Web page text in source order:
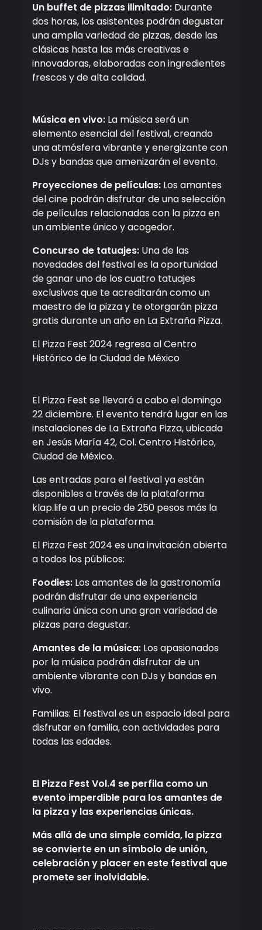
Un buffet de pizzas ilimitado: Durante
dos horas, los asistentes podrán degustar
una amplia variedad de pizzas, desde las
clásicas hasta las más creativas e
innovadoras, elaboradas con ingredientes
frescos y de alta calidad.
Música en vivo: La música será un
elemento esencial del festival, creando
una atmósfera vibrante y energizante con
DJs y bandas que amenizarán el evento.
Proyecciones de películas: Los amantes
del cine podrán disfrutar de una selección
de películas relacionadas con la pizza en
un ambiente único y acogedor.
Concurso de tatuajes: Una de las
novedades del festival es la oportunidad
de ganar uno de los cuatro tatuajes
exclusivos que te acreditarán como un
maestro de la pizza y te otorgarán pizza
gratis durante un año en La Extraña Pizza.
El Pizza Fest 2024 regresa al Centro
Histórico de la Ciudad de México
El Pizza Fest se llevará a cabo el domingo
22 diciembre. El evento tendrá lugar en las
instalaciones de La Extraña Pizza, ubicada
en Jesús María 42, Col. Centro Histórico,
Ciudad de México.
Las entradas para el festival ya están
disponibles a través de la plataforma
klap.life a un precio de 250 pesos más la
comisión de la plataforma.
El Pizza Fest 2024 es una invitación abierta
a todos los públicos:
Foodies: Los amantes de la gastronomía
podrán disfrutar de una experiencia
culinaria única con una gran variedad de
pizzas para degustar.
Amantes de la música: Los apasionados
por la música podrán disfrutar de un
ambiente vibrante con DJs y bandas en
vivo.
Familias: El festival es un espacio ideal para
disfrutar en familia, con actividades para
todas las edades.
El Pizza Fest Vol.4 se perfila como un
evento imperdible para los amantes de
la pizza y las experiencias únicas.
Más allá de una simple comida, la pizza
se convierte en un símbolo de unión,
celebración y placer en este festival que
promete ser inolvidable.